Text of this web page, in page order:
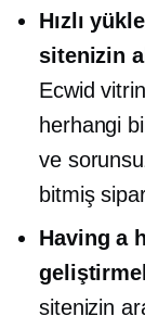
Hızlı
sitenizin
Ecwid
herhangi
ve
bitmiş
Having a
sitenizin